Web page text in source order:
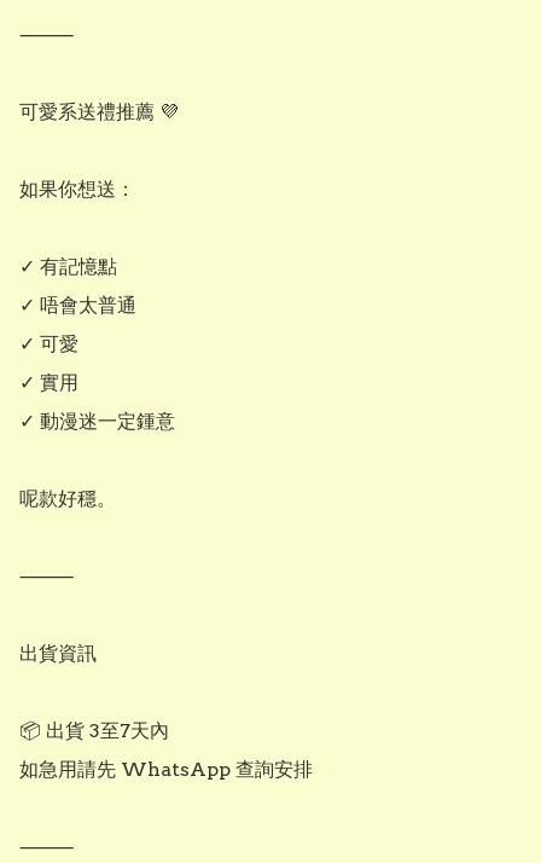
⸻
可愛系送禮推薦 💜
如果你想送：
✓ 有記憶點
✓ 唔會太普通
✓ 可愛
✓ 實用
✓ 動漫迷一定鍾意
呢款好穩。
⸻
出貨資訊
📦 出貨 3至7天內
如急用請先 WhatsApp 查詢安排
⸻